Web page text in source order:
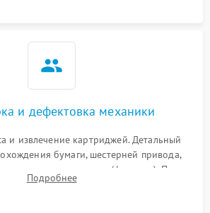
и дефектовка механики
и извлечение картриджей. Детальный
бумаги, шестерней привода,
узла термозакрепления (фьюзера). Поиск
износа и повреждений деталей.
Подробнее